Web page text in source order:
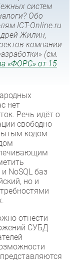
систем
Обо
ICT-Online.ru
Жилин,
компании
(см.
«ФОРС» от 15
нет
Речь идёт о
свободно
кодом
NoSQL баз
но и
отнести
СУБД